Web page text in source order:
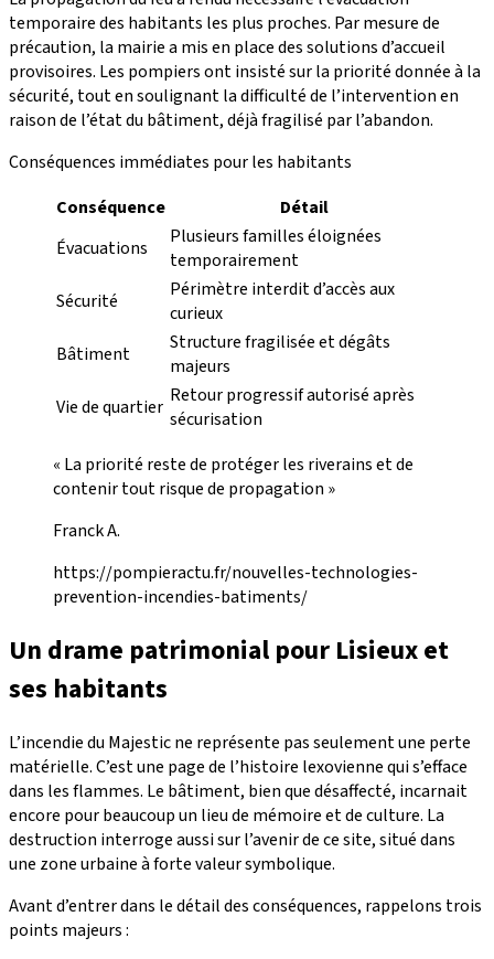
temporaire des habitants les plus proches. Par mesure de
précaution, la mairie a mis en place des solutions d’accueil
provisoires. Les pompiers ont insisté sur la priorité donnée à la
sécurité, tout en soulignant la difficulté de l’intervention en
raison de l’état du bâtiment, déjà fragilisé par l’abandon.
Conséquences immédiates pour les habitants
Conséquence
Détail
Évacuations
Plusieurs familles éloignées
temporairement
Sécurité
Périmètre interdit d’accès aux
curieux
Bâtiment
Structure fragilisée et dégâts
majeurs
Vie de quartier Retour progressif autorisé après
sécurisation
« La priorité reste de protéger les riverains et de
contenir tout risque de propagation »
Franck A.
https://pompieractu.fr/nouvelles-technologies-
prevention-incendies-batiments/
Un drame patrimonial pour Lisieux et
ses habitants
L’incendie du Majestic ne représente pas seulement une perte
matérielle. C’est une page de l’histoire lexovienne qui s’efface
dans les flammes. Le bâtiment, bien que désaffecté, incarnait
encore pour beaucoup un lieu de mémoire et de culture. La
destruction interroge aussi sur l’avenir de ce site, situé dans
une zone urbaine à forte valeur symbolique.
Avant d’entrer dans le détail des conséquences, rappelons trois
points majeurs :